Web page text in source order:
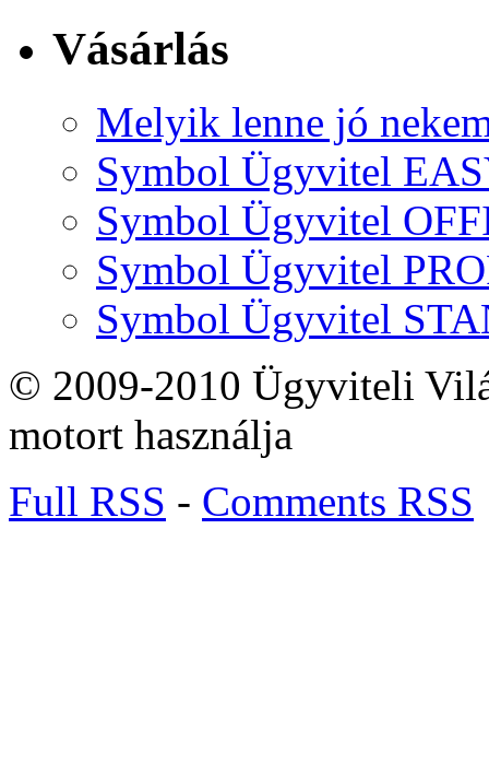
Vásárlás
Melyik lenne jó
Symbol Ügyvitel
Symbol Ügyvitel
Symbol Ügyvitel
Symbol Ügyvitel
© 2009-2010 Ügyviteli
motort használja
Full RSS - Comments RSS